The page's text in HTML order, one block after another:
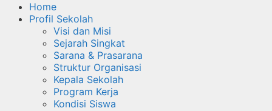
Home
Profil Sekolah
Visi dan Misi
Sejarah Singkat
Sarana & Prasarana
Struktur Organisasi
Kepala Sekolah
Program Kerja
Kondisi Siswa